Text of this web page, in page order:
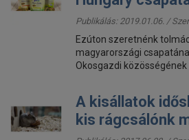
Publikálás: 2019.01.06. /
Ezúton szeretnénk
magyarországi
Okosgazdi közösségének
A kisállatok
kis rágcsálónk